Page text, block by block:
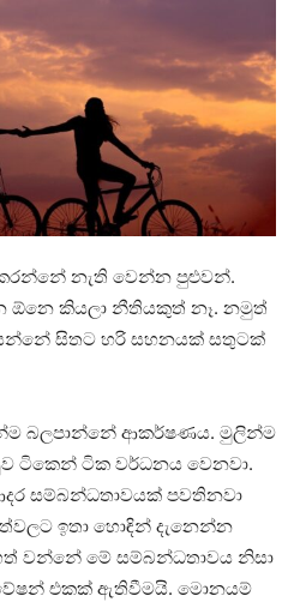
නැති වෙන්න පුළුවන්.
ඕනෙ කියලා නීතියකුත් නෑ. නමුත්
සිතට හරි සහනයක් සතුටක්
බලපාන්නේ ආකර්ෂණය. මුලින්ම
ටිකෙන් ටික වර්ධනය වෙනවා.
සම්බන්ධතාවයක් පවතිනවා
ඉතා හොඳින් දැනෙන්න
වන්නේ මේ සම්බන්ධතාවය නිසා
එකක් ඇතිවීමයි. මොනයම්